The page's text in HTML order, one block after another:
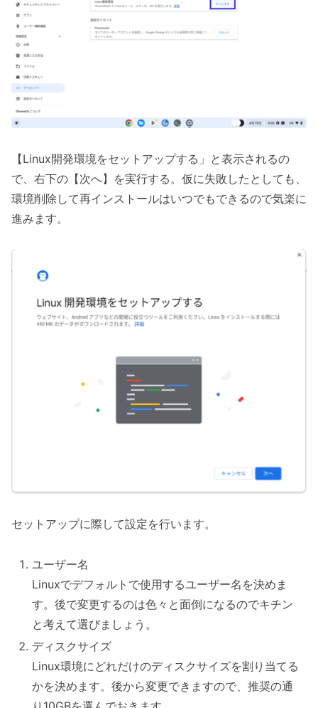
【Linux開発環境をセットアップする」と表示されるの
で、右下の【次へ】を実行する。仮に失敗したとしても、
環境削除して再インストールはいつでもできるので気楽に
進みます。
セットアップに際して設定を行います。
ユーザー名
Linuxでデフォルトで使用するユーザー名を決めま
す。後で変更するのは色々と面倒になるのでキチン
と考えて選びましょう。
ディスクサイズ
Linux環境にどれだけのディスクサイズを割り当てる
かを決めます。後から変更できますので、推奨の通